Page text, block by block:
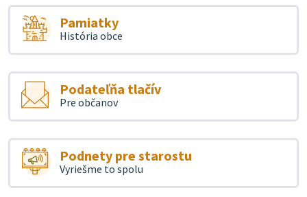
Pamiatky
História obce
Podateľňa tlačív
Pre občanov
Podnety pre starostu
Vyriešme to spolu